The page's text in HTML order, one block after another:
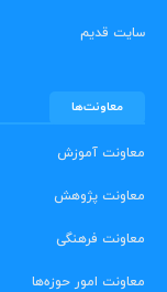
سایت قدیم
معاونت‌ها
معاونت آموزش
معاونت پژوهش
معاونت فرهنگی
معاونت امور حوزه‌ها